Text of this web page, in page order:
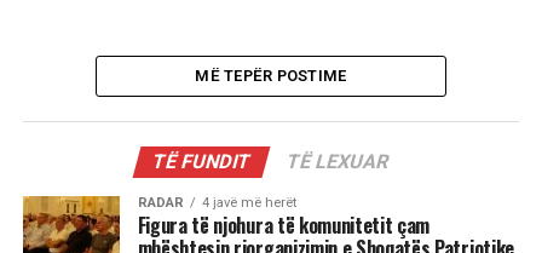
MË TEPËR POSTIME
TË FUNDIT TË LEXUAR
RADAR 4 javë më herët
Figura të njohura të komunitetit çam